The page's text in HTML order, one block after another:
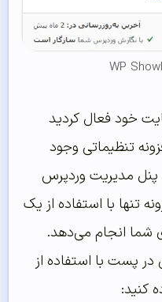
خود فعال کردید
تنظیماتی وجود
مدیریت وردپرس
تنها با استفاده از یک
شما انجام می‌دهد.
پست با استفاده از
کنید: